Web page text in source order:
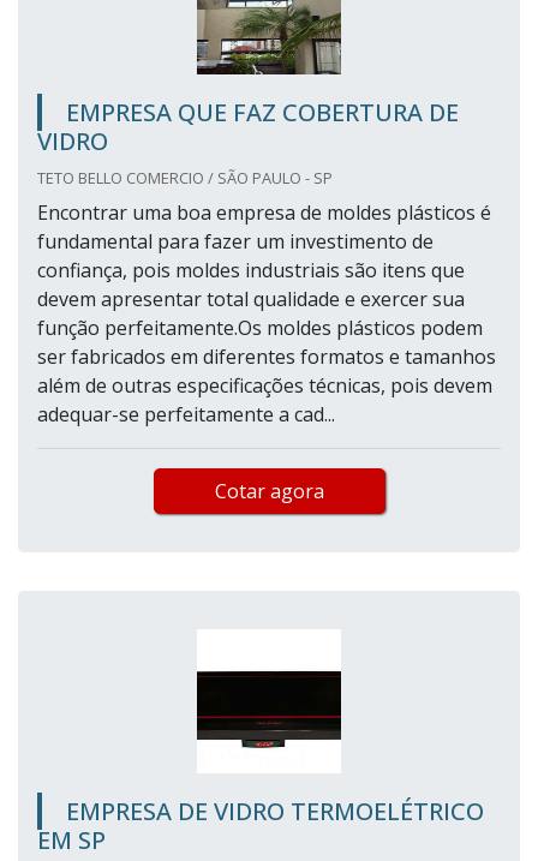
EMPRESA QUE FAZ COBERTURA DE
VIDRO
TETO BELLO COMERCIO / SÃO PAULO - SP
Encontrar uma boa empresa de moldes plásticos é
fundamental para fazer um investimento de
confiança, pois moldes industriais são itens que
devem apresentar total qualidade e exercer sua
função perfeitamente.Os moldes plásticos podem
ser fabricados em diferentes formatos e tamanhos
além de outras especificações técnicas, pois devem
adequar-se perfeitamente a cad...
Cotar agora
EMPRESA DE VIDRO TERMOELÉTRICO
EM SP